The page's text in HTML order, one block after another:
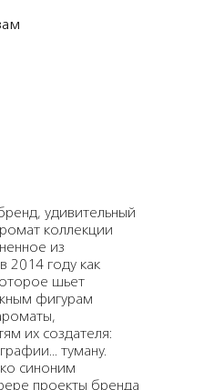
удивительный
коллекции
из
2014 году как
шьет
фигурам
их создателя:
туману.
синоним
проекты бренда